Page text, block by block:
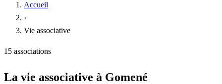
Accueil
›
Vie associative
15 associations
La vie associative à Gomené